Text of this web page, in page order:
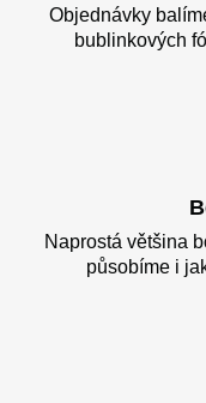
Objednávky
bublinkových
Naprostá většina
působíme i